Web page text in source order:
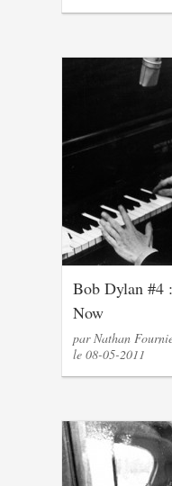
Bob Dylan #4
Now
par Nathan
le 08-05-2011